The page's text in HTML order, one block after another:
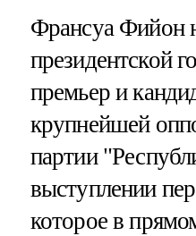
Франсуа Фийон
президентской
премьер и
крупнейшей
партии
выступлении
которое в